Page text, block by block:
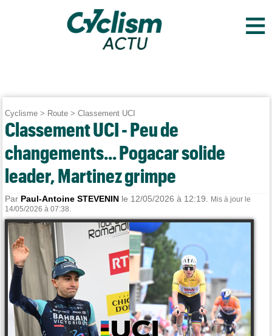
≡
Cyclisme > Route >Classement UCI
Classement UCI - Peu de
changements... Pogacar solide
leader, Martinez grimpe
Par Paul-Antoine STEVENIN le 12/05/2026 à 12:19.
Mis à jour le
14/05/2026 à 07:38.